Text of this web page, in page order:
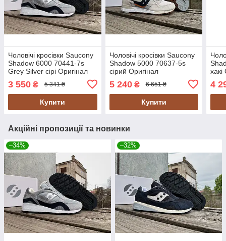
Чоловічі кросівки Saucony
Shadow 6000 70441-7s
Grey Silver сірі Оригінал
3 550 ₴ 5 341 ₴
Купити
Чоловічі кросівки Saucony
Shadow 5000 70637-5s
сірий Оригінал
5 240₴ 6 651 ₴
Купити
хакі
4
Акційні пропозиції та новинки
–34% –32%